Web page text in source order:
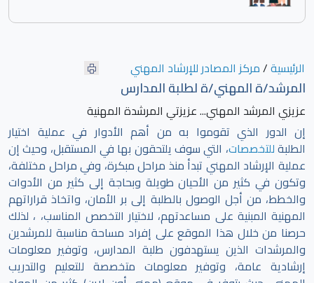
الرئيسية/مركز المصادر للإرشاد المهني
المرشد/ة المهني/ة لطلبة المدارس
عزيزي المرشد المهني... عزيزتي المرشدة المهنية
إن الدور الذي تقوموا به من أهم الأدوار في عملية اختيار
الطلبةللتخصصات، التي سوف يلتحقون بها في المستقبل، وحيث إن
عملية الإرشاد المهني تبدأ منذ مراحل مبكرة، وفي مراحل مختلفة،
وتكون في كثير من الأحيان طويلة وبحاجة إلى كثير من الأدوات
والخطط، من أجل الوصول بالطلبة إلى بر الأمان، واتخاذ قراراتهم
المهنية المبنية على مساعدتهم، لاختيار التخصص المناسب، ، لذلك
حرصنا من خلال هذا الموقع على إفراد مساحة مناسبة للمرشدين
والمرشدات الذين يستهدفون طلبة المدارس، وتوفير معلومات
إرشادية عامة، وتوفير معلومات متخصصة للتعليم والتدريب